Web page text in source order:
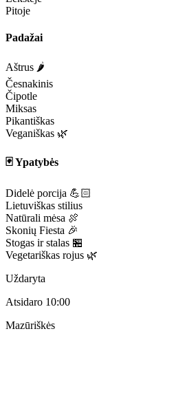
Pitoje
Padažai
Aštrus 🌶️
Česnakinis
Čipotle
Miksas
Pikantiškas
Veganiškas 🌿
🃏 Ypatybės
Didelė porcija 💪🏻
Lietuviškas stilius
Natūrali mėsa 🍖
Skonių Fiesta 🎉
Stogas ir stalas 🏪
Vegetariškas rojus 🌿
Uždaryta
Atsidaro 10:00
Mazūriškės